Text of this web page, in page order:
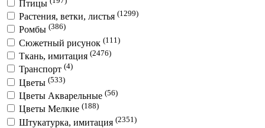
Птицы
Растения, ветки, листья (1299)
Ромбы (386)
Сюжетный рисунок (111)
Ткань, имитация (2476)
Транспорт (4)
Цветы (533)
Цветы Акварельные (56)
Цветы Мелкие (188)
Штукатурка, имитация (2351)